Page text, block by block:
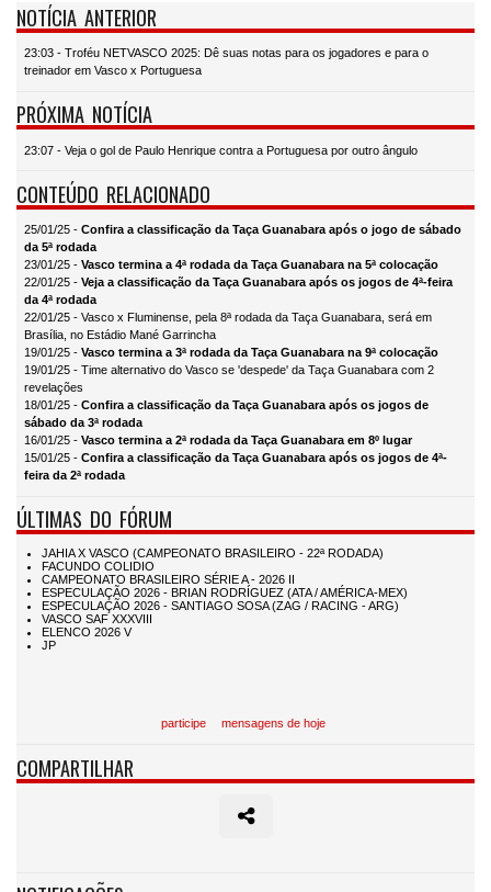
NOTÍCIA ANTERIOR
23:03 - Troféu NETVASCO 2025: Dê suas notas para os jogadores e para o
treinador em Vasco x Portuguesa
PRÓXIMA NOTÍCIA
23:07 - Veja o gol de Paulo Henrique contra a Portuguesa por outro ângulo
CONTEÚDO RELACIONADO
25/01/25 - Confira a classificação da Taça Guanabara após o jogo de sábado
da 5ª rodada
23/01/25 - Vasco termina a 4ª rodada da Taça Guanabara na 5ª colocação
22/01/25 - Veja a classificação da Taça Guanabara após os jogos de 4ª-feira
da 4ª rodada
22/01/25 - Vasco x Fluminense, pela 8ª rodada da Taça Guanabara, será em
Brasília, no Estádio Mané Garrincha
19/01/25 - Vasco termina a 3ª rodada da Taça Guanabara na 9ª colocação
19/01/25 - Time alternativo do Vasco se 'despede' da Taça Guanabara com 2
revelações
18/01/25 - Confira a classificação da Taça Guanabara após os jogos de
sábado da 3ª rodada
16/01/25 - Vasco termina a 2ª rodada da Taça Guanabara em 8º lugar
15/01/25 - Confira a classificação da Taça Guanabara após os jogos de 4ª-
feira da 2ª rodada
ÚLTIMAS DO FÓRUM
participe mensagens de hoje
COMPARTILHAR